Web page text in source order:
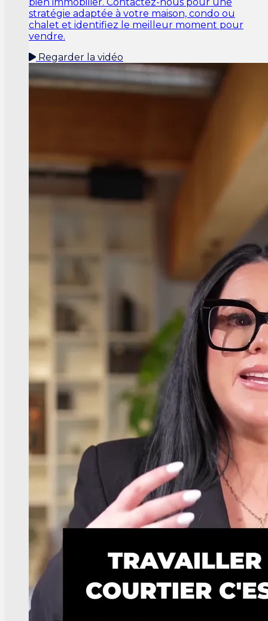
stratégie adaptée à votre maison, condo ou
chalet et identifiez le meilleur moment pour
vendre.
Regarder la vidéo